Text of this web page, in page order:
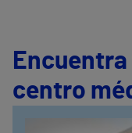
centro